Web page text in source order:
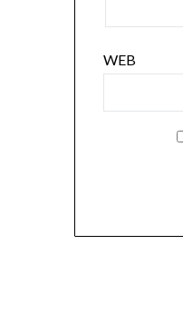
WEB